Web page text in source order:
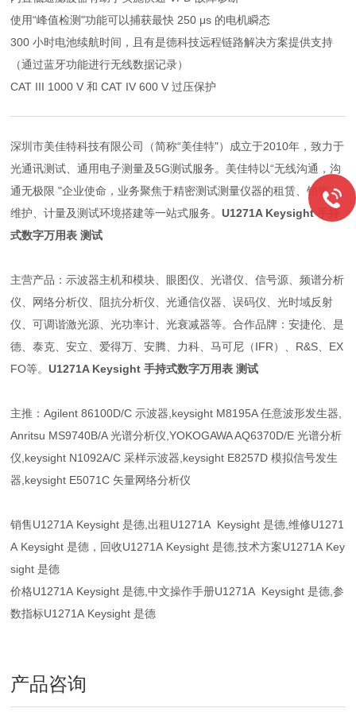
使用“峰值检测"功能可以捕获最快 250 μs 的电机瞬态
300 小时电池续航时间，且有是德科技远程链路解决方案提供支持
（通过蓝牙功能进行无线数据记录）
CAT III 1000 V 和 CAT IV 600 V 过压保护
深圳市美佳特科技有限公司（简称“美佳特"）成立于2010年，致力于
光通讯测试、通用电子测量及5G测试服务。美佳特以“无线沟通，沟
通无极限 "企业使命，业务聚焦于精密测试测量仪器的租赁、销售、
维护、计量及测试环境搭建等一站式服务。U1271A Keysight 手持
式数字万用表 测试
主营产品：示波器主机和模块、眼图仪、光谱仪、信号源、频谱分析
仪、网络分析仪、阻抗分析仪、光通信仪器、误码仪、光时域反射
仪、可调谐激光源、光功率计、光衰减器等。合作品牌：安捷伦、是
德、泰克、安立、爱得万、安腾、力科、马可尼（IFR）、R&S、EX
FO等。U1271A Keysight 手持式数字万用表 测试
主推：Agilent 86100D/C 示波器,keysight M8195A 任意波形发生器,
Anritsu MS9740B/A 光谱分析仪,YOKOGAWA AQ6370D/E 光谱分析
仪,keysight N1092A/C 采样示波器,keysight E8257D 模拟信号发生
器,keysight E5071C 矢量网络分析仪
销售U1271A Keysight 是德,出租U1271A Keysight 是德,维修U1271
A Keysight 是德，回收U1271A Keysight 是德,技术方案U1271A Key
sight 是德
价格U1271A Keysight 是德,中文操作手册U1271A Keysight 是德,参
数指标U1271A Keysight 是德
产品咨询